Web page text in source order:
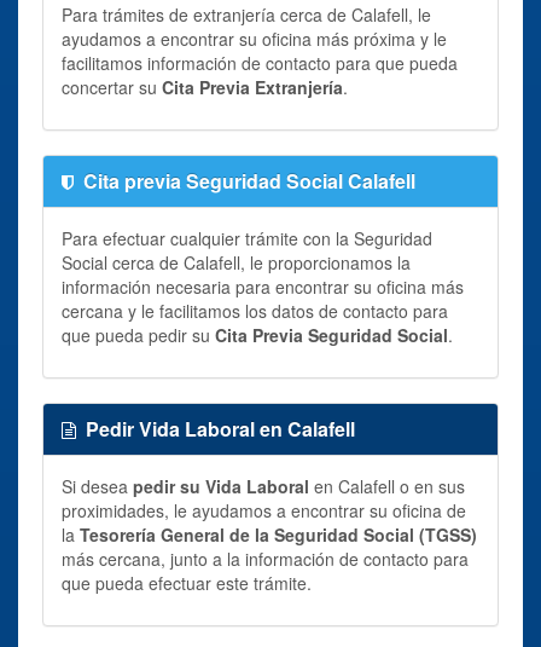
Para trámites de extranjería cerca de Calafell, le
ayudamos a encontrar su oficina más próxima y le
facilitamos información de contacto para que pueda
concertar su Cita Previa Extranjería.
Cita previa Seguridad Social Calafell
Para efectuar cualquier trámite con la Seguridad
Social cerca de Calafell, le proporcionamos la
información necesaria para encontrar su oficina más
cercana y le facilitamos los datos de contacto para
que pueda pedir su Cita Previa Seguridad Social.
Pedir Vida Laboral en Calafell
Si desea pedir su Vida Laboral en Calafell o en sus
proximidades, le ayudamos a encontrar su oficina de
la Tesorería General de la Seguridad Social (TGSS)
más cercana, junto a la información de contacto para
que pueda efectuar este trámite.